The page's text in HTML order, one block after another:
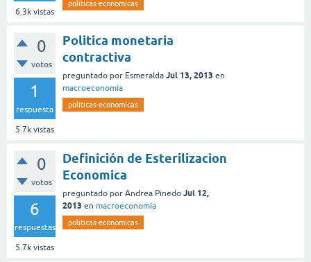
6.3k vistas
politicas-economicas
0
votos
1
respuesta
5.7k vistas
Politica monetaria
contractiva
preguntado por Esmeralda Jul 13, 2013 en
macroeconomía
politicas-economicas
0
votos
6
respuestas
5.7k vistas
Definición de Esterilizacion
Economica
preguntado por Andrea Pinedo Jul 12,
2013 en macroeconomía
politicas-economicas